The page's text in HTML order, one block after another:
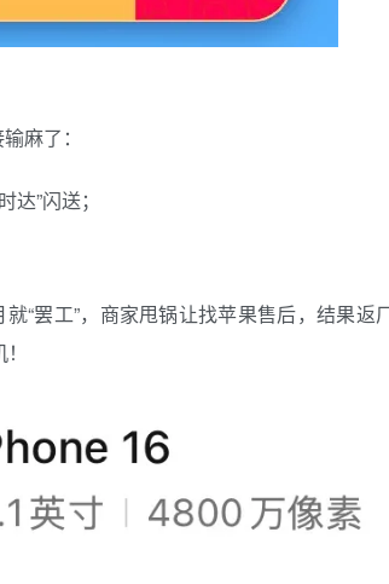
麻了：
”闪送；
“罢工”，商家甩锅让找苹果售后，结果返